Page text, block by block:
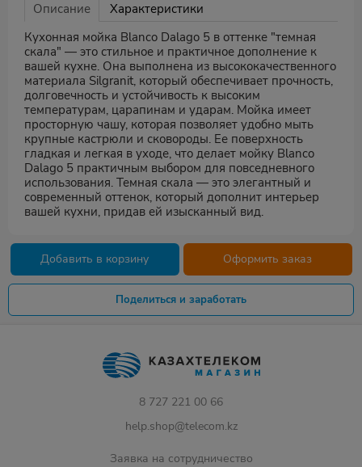
Описание
Характеристики
Кухонная мойка Blanco Dalago 5 в оттенке "темная
скала" — это стильное и практичное дополнение к
вашей кухне. Она выполнена из высококачественного
материала Silgranit, который обеспечивает прочность,
долговечность и устойчивость к высоким
температурам, царапинам и ударам. Мойка имеет
просторную чашу, которая позволяет удобно мыть
крупные кастрюли и сковороды. Ее поверхность
гладкая и легкая в уходе, что делает мойку Blanco
Dalago 5 практичным выбором для повседневного
использования. Темная скала — это элегантный и
современный оттенок, который дополнит интерьер
вашей кухни, придав ей изысканный вид.
Добавить в корзину Оформить заказ
Поделиться и заработать
8 727 221 00 66
help.shop@telecom.kz
Заявка на сотрудничество